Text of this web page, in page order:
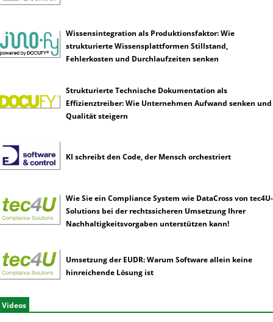
Wissensintegration als Produktionsfaktor: Wie
strukturierte Wissensplattformen Stillstand,
Fehlerkosten und Durchlaufzeiten senken
Strukturierte Technische Dokumentation als
Effizienztreiber: Wie Unternehmen Aufwand senken und
Qualität steigern
KI schreibt den Code, der Mensch orchestriert
Wie Sie ein Compliance System wie DataCross von tec4U-
Solutions bei der rechtssicheren Umsetzung Ihrer
Nachhaltigkeitsvorgaben unterstützen kann!
Umsetzung der EUDR: Warum Software allein keine
hinreichende Lösung ist
Videos